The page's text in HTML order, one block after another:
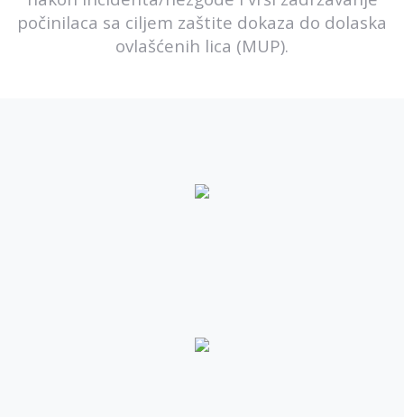
počinilaca sa ciljem zaštite dokaza do dolaska
ovlašćenih lica (MUP).